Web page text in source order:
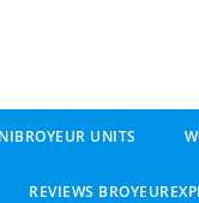
UNITS
REVIEWS